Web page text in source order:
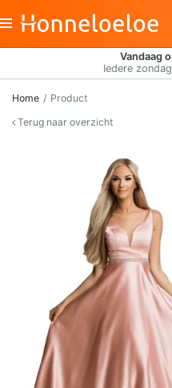
Vandaag
Iedere
Home
Product
Terug naar overzicht